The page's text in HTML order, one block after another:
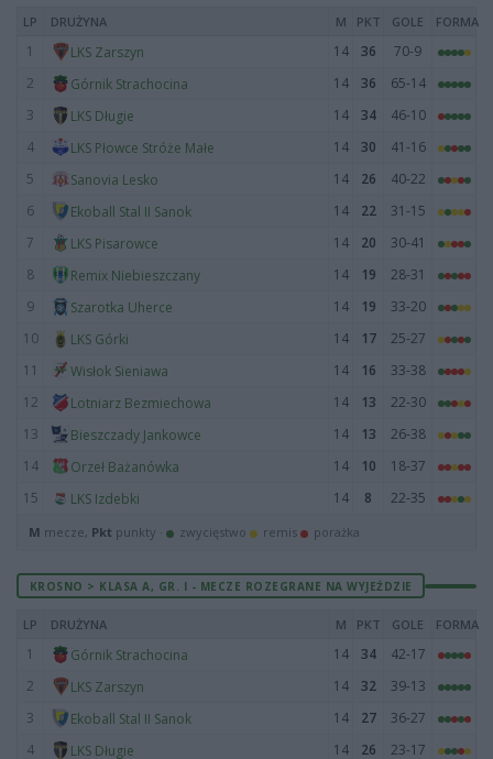
LP DRUŻYNA M PKT GOLE FORMA
1 LKS Zarszyn 14 36
70-9
2
Górnik Strachocina 14 36
65-14
3
LKS Długie 14 34
46-10
4
LKS Płowce Stróże Małe 14 30
41-16
5
Sanovia Lesko 14 26
40-22
6
Ekoball Stal II Sanok 14 22
31-15
7
LKS Pisarowce 14 20
30-41
8
Remix Niebieszczany 14 19
28-31
9
Szarotka Uherce 14 19
33-20
10
LKS Górki 14 17
25-27
11
Wisłok Sieniawa 14 16
33-38
12
Lotniarz Bezmiechowa 14 13
22-30
13
Bieszczady Jankowce 14 13
26-38
14
Orzeł Bażanówka 14 10
18-37
15
LKS Izdebki 14 8 22-35
M mecze, Pkt punkty · zwycięstwo remis porażka
KROSNO > KLASA A, GR. I - MECZE ROZEGRANE NA WYJEŹDZIE
LP DRUŻYNA M PKT GOLE FORMA
1 Górnik Strachocina 14 34
42-17
2
LKS Zarszyn 14 32
39-13
3
Ekoball Stal II Sanok 14 27
36-27
4
LKS Długie 14 26 23-17